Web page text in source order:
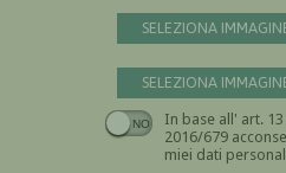
SELEZIONA
SELEZIONA
In base all' art. 13
2016/679 acconsento al
miei dati